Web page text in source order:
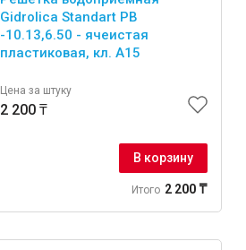
Gidrolica Standart РВ
-10.13,6.50 - ячеистая
пластиковая, кл. А15
Цена за штуку
2 200 ₸
В корзину
Итого 2 200 ₸